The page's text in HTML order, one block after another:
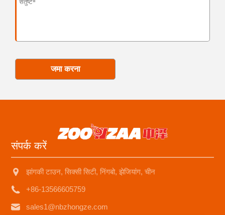
जमा करना
संपर्क करें
झांगकी टाउन, सिक्सी सिटी, निंगबो, झेजियांग, चीन
+86-13566605759
sales1@nbzhongze.com